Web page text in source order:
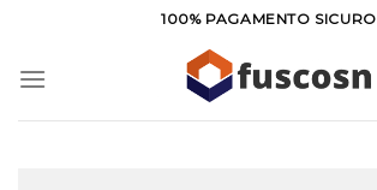
contenuti
100% PAGAMENTO SICURO